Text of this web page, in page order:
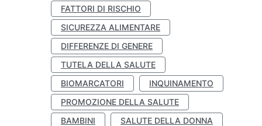
FATTORI DI RISCHIO
SICUREZZA ALIMENTARE
DIFFERENZE DI GENERE
TUTELA DELLA SALUTE
BIOMARCATORI
INQUINAMENTO
PROMOZIONE DELLA SALUTE
BAMBINI
SALUTE DELLA DONNA